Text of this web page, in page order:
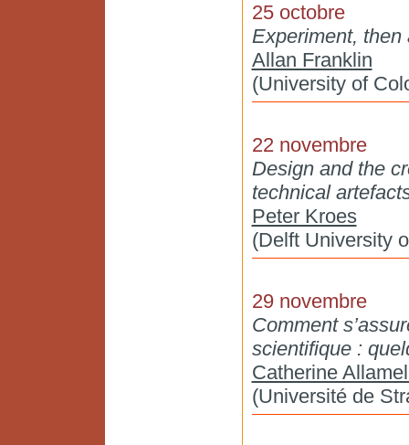
25 octobre
Experiment, then
Allan Franklin
(University of
22 novembre
Design and the
technical
Peter Kroes
(Delft University
29 novembre
Comment
scientifique :
Catherine
(Université de